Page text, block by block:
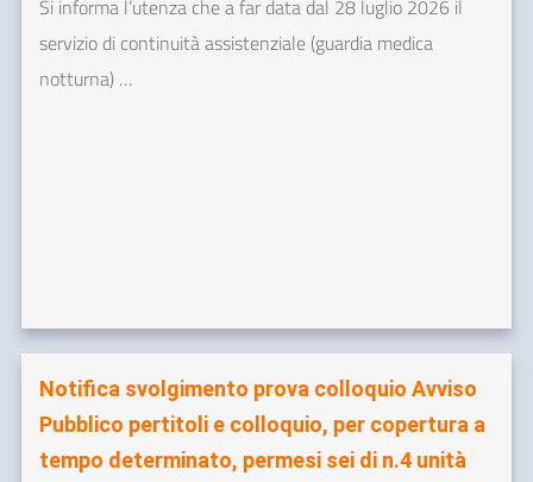
Si informa l’utenza che a far data dal 28 luglio 2026 il
servizio di continuità assistenziale (guardia medica
notturna) …
Notifica svolgimento prova colloquio Avviso
Pubblico pertitoli e colloquio, per copertura a
tempo determinato, permesi sei di n.4 unità